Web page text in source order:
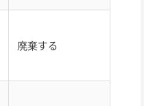
廃棄する